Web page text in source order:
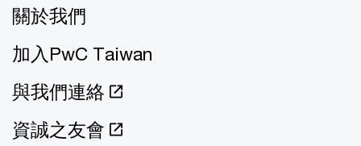
關於我們
加入PwC Taiwan
與我們連絡
資誠之友會